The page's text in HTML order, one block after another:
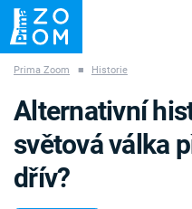
ZÁHADY VETŘELCI
Prima Zoom ■ Historie
Alternativní
světová válka
dřív?